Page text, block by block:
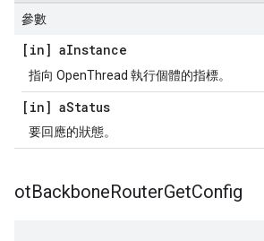
參數
[in] aInstance
指向 OpenThread 執行個體的指標。
[in] aStatus
要回應的狀態。
otBackboneRouterGetConfig